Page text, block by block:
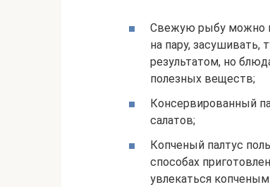
Свежую рыбу можно
на пару,
результатом, но
полезных веществ;
Консервированный
салатов;
Копченый палтус
способах
увлекаться